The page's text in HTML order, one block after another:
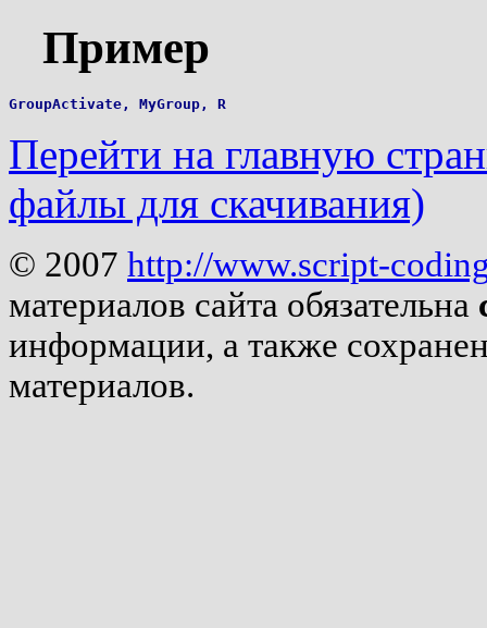
Пример
Перейти на главную
файлы для скачивания)
© 2007 http://www.script-
материалов сайта обязательна
информации, а также
материалов.